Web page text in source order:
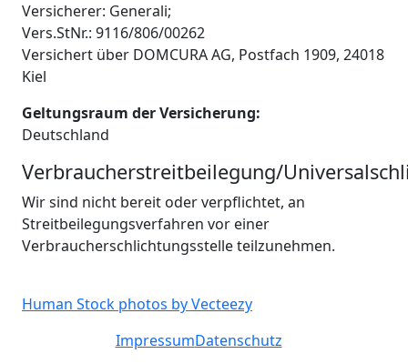
Versicherer: Generali;
Vers.StNr.: 9116/806/00262
Versichert über DOMCURA AG, Postfach 1909, 24018
Kiel
Geltungsraum der Versicherung:
Deutschland
Verbraucherstreitbeilegung/
Wir sind nicht bereit oder verpflichtet, an
Streitbeilegungsverfahren vor einer
Verbraucherschlichtungsstelle teilzunehmen.
Human Stock photos by Vecteezy
ImpressumDatenschutz